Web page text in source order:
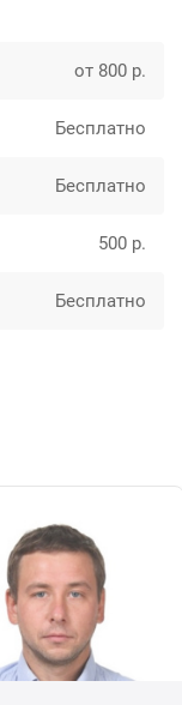
от 800 р.
Бесплатно
Бесплатно
500 р.
Бесплатно